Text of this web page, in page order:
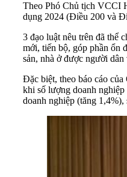
Theo Phó Chủ tịch VCCI
dụng 2024 (Điều 200 và
3 đạo luật nêu trên đã thể
mới, tiến bộ, góp phần ổn
sản, nhà ở được người
Đặc biệt, theo báo cáo
khi số lượng doanh
doanh nghiệp (tăng